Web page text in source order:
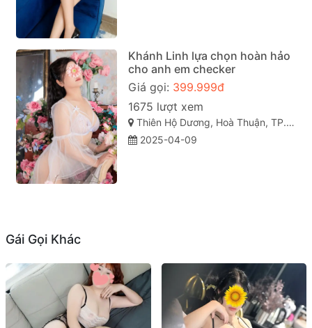
Khánh Linh lựa chọn hoàn hảo
cho anh em checker
Giá gọi: 399.999đ
1675 lượt xem
Thiên Hộ Dương, Hoà Thuận, TP. Cao Lãnh, Đồng Tháp
2025-04-09
Gái Gọi Khác